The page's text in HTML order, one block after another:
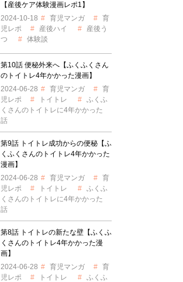
【産後ケア体験漫画レポ1】
2024-10-18
育児マンガ
育
児レポ
産後ハイ
産後う
つ
体験談
第10話 便秘外来へ【ふくふくさん
のトイトレ4年かかった漫画】
2024-06-28
育児マンガ
育
児レポ
トイトレ
ふくふ
くさんのトイトレに4年かかった
話
第9話 トイトレ成功からの便秘【ふ
くふくさんのトイトレ4年かかった
漫画】
2024-06-28
育児マンガ
育
児レポ
トイトレ
ふくふ
くさんのトイトレに4年かかった
話
第8話 トイトレの新たな壁【ふくふ
くさんのトイトレ4年かかった漫
画】
2024-06-28
育児マンガ
育
児レポ
トイトレ
ふくふ